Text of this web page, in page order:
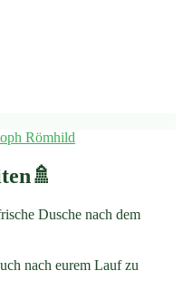
Römhild
Dusche nach dem
nach eurem Lauf zu